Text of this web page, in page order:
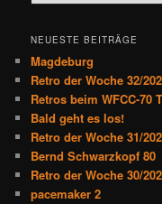
h
n
NEUESTE BEITRÄGE
Magdeburg
Retro der Woche 32/
Retros beim WFCC-70
Bald geht es los!
Retro der Woche 31/
Bernd Schwarzkopf 80
Retro der Woche 30/
pacemaker 2